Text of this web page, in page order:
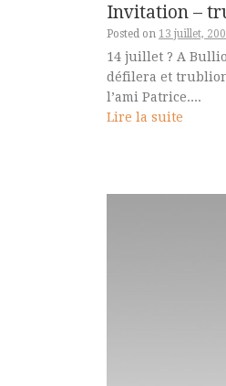
Invitation –
Posted on 13 juillet,
14 juillet ? A
défilera et
l’ami Patrice....
Lire la suite